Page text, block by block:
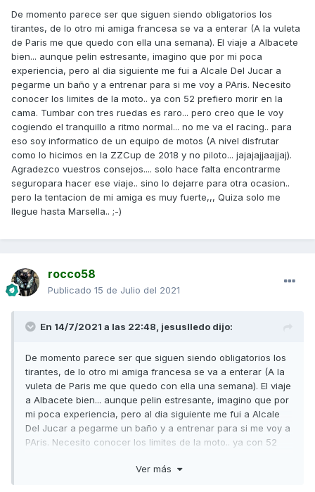
De momento parece ser que siguen siendo obligatorios los
tirantes, de lo otro mi amiga francesa se va a enterar (A la vuleta
de Paris me que quedo con ella una semana). El viaje a Albacete
bien... aunque pelin estresante, imagino que por mi poca
experiencia, pero al dia siguiente me fui a Alcale Del Jucar a
pegarme un baño y a entrenar para si me voy a PAris. Necesito
conocer los limites de la moto.. ya con 52 prefiero morir en la
cama. Tumbar con tres ruedas es raro... pero creo que le voy
cogiendo el tranquillo a ritmo normal... no me va el racing.. para
eso soy informatico de un equipo de motos (A nivel disfrutar
como lo hicimos en la ZZCup de 2018 y no piloto... jajajajjaajjaj).
Agradezco vuestros consejos.... solo hace falta encontrarme
seguropara hacer ese viaje.. sino lo dejarre para otra ocasion..
pero la tentacion de mi amiga es muy fuerte,,, Quiza solo me
llegue hasta Marsella.. ;-)
rocco58
Publicado 15 de Julio del 2021
En 14/7/2021 a las 22:48, jesuslledo dijo:
De momento parece ser que siguen siendo obligatorios los
tirantes, de lo otro mi amiga francesa se va a enterar (A la
vuleta de Paris me que quedo con ella una semana). El viaje
a Albacete bien... aunque pelin estresante, imagino que por
mi poca experiencia, pero al dia siguiente me fui a Alcale
Del Jucar a pegarme un baño y a entrenar para si me voy a
PAris. Necesito conocer los limites de la moto.. ya con 52
pero creo que le voy cogiendo el tranquillo a ritmo normal...
Ver más